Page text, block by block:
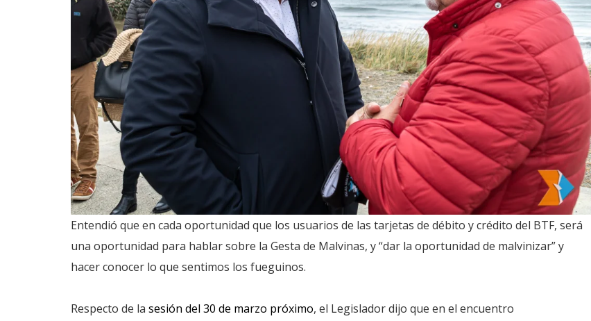
Entendió que en cada oportunidad que los usuarios de las tarjetas de débito y crédito del BTF, será
una oportunidad para hablar sobre la Gesta de Malvinas, y “dar la oportunidad de malvinizar” y
hacer conocer lo que sentimos los fueguinos.
Respecto de la sesión del 30 de marzo próximo, el Legislador dijo que en el encuentro